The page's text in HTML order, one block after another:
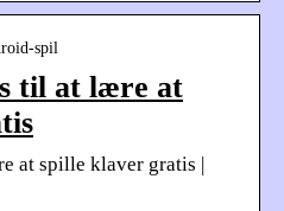
spil
til at lære at
at spille klaver gratis |